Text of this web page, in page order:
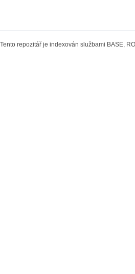
Tento repozitář je indexován službami BASE,